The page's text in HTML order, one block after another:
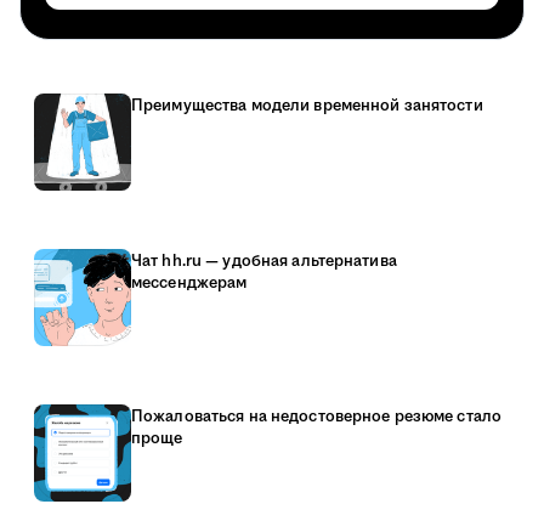
Преимущества модели временной занятости
Чат hh.ru — удобная альтернатива
мессенджерам
Пожаловаться на недостоверное резюме стало
проще